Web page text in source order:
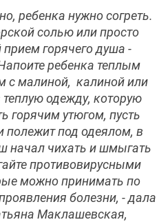
ребенка нужно согреть.
солью или просто
горячего душа -
ребенка теплым
с малиной, калиной или
одежду, которую
горячим утюгом, пусть
полежит под одеялом, в
начал чихать и шмыгать
противовирусными
можно принимать по
болезни, - дала
Маклашевская,